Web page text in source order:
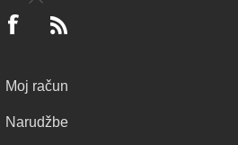
Moj račun
Narudžbe